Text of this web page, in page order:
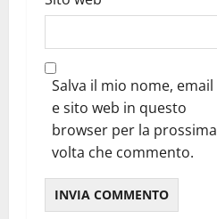
Salva il mio nome, email
e sito web in questo
browser per la prossima
volta che commento.